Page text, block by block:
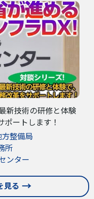
新技術の研修と体験
ポートします！
整備局
所
ンター
見る